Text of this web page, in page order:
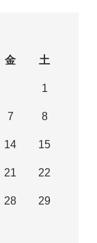
金 土
1
7 8
14 15
21 22
28 29